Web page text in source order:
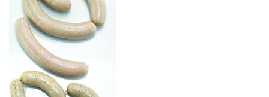
Convenience
Technologie
Anwendungsrezepturen
Kataloge